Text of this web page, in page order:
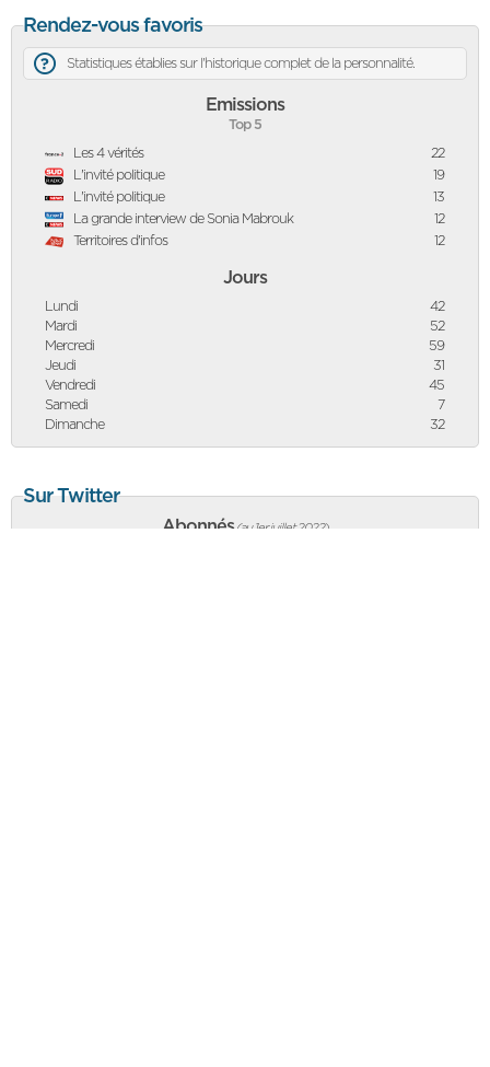
Rendez-vous favoris
Statistiques établies sur l'historique complet de la personnalité.
Emissions
Top 5
Les 4 vérités
22
L'invité politique
19
L'invité politique
13
La grande interview de Sonia Mabrouk
12
Territoires d'infos
12
Jours
Lundi
42
Mardi
52
Mercredi
59
Jeudi
31
Vendredi
45
Samedi
7
Dimanche
32
Sur Twitter
Abonnés (au 1er juillet 2022)